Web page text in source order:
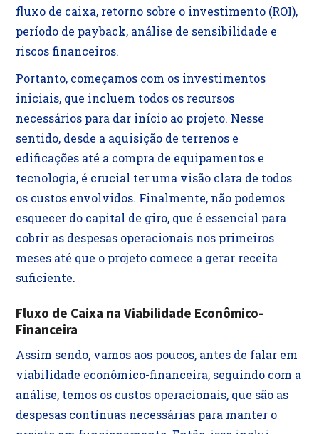
fluxo de caixa, retorno sobre o investimento (ROI),
período de payback, análise de sensibilidade e
riscos financeiros.
Portanto, começamos com os investimentos
iniciais, que incluem todos os recursos
necessários para dar início ao projeto. Nesse
sentido, desde a aquisição de terrenos e
edificações até a compra de equipamentos e
tecnologia, é crucial ter uma visão clara de todos
os custos envolvidos. Finalmente, não podemos
esquecer do capital de giro, que é essencial para
cobrir as despesas operacionais nos primeiros
meses até que o projeto comece a gerar receita
suficiente.
Fluxo de Caixa na Viabilidade Econômico-
Financeira
Assim sendo, vamos aos poucos, antes de falar em
viabilidade econômico-financeira, seguindo com a
análise, temos os custos operacionais, que são as
despesas contínuas necessárias para manter o